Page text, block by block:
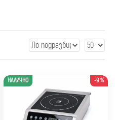
индукционни котлони с
SIRMAN. Изборът на
-9 %
НАЛИЧНО